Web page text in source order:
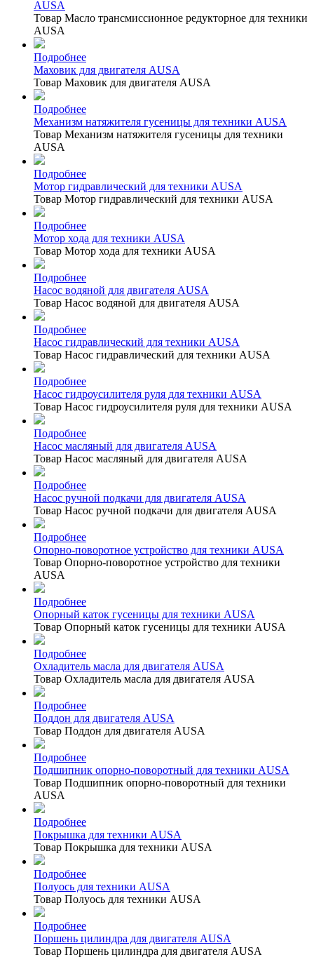
AUSA
Товар Масло трансмиссионное редукторное для техники
AUSA
Подробнее
Маховик для двигателя AUSA
Товар Маховик для двигателя AUSA
Подробнее
Механизм натяжителя гусеницы для техники AUSA
Товар Механизм натяжителя гусеницы для техники
AUSA
Подробнее
Мотор гидравлический для техники AUSA
Товар Мотор гидравлический для техники AUSA
Подробнее
Мотор хода для техники AUSA
Товар Мотор хода для техники AUSA
Подробнее
Насос водяной для двигателя AUSA
Товар Насос водяной для двигателя AUSA
Подробнее
Насос гидравлический для техники AUSA
Товар Насос гидравлический для техники AUSA
Подробнее
Насос гидроусилителя руля для техники AUSA
Товар Насос гидроусилителя руля для техники AUSA
Подробнее
Насос масляный для двигателя AUSA
Товар Насос масляный для двигателя AUSA
Подробнее
Насос ручной подкачи для двигателя AUSA
Товар Насос ручной подкачи для двигателя AUSA
Подробнее
Опорно-поворотное устройство для техники AUSA
Товар Опорно-поворотное устройство для техники
AUSA
Подробнее
Опорный каток гусеницы для техники AUSA
Товар Опорный каток гусеницы для техники AUSA
Подробнее
Охладитель масла для двигателя AUSA
Товар Охладитель масла для двигателя AUSA
Подробнее
Поддон для двигателя AUSA
Товар Поддон для двигателя AUSA
Подробнее
Подшипник опорно-поворотный для техники AUSA
Товар Подшипник опорно-поворотный для техники
AUSA
Подробнее
Покрышка для техники AUSA
Товар Покрышка для техники AUSA
Подробнее
Полуось для техники AUSA
Товар Полуось для техники AUSA
Подробнее
Поршень цилиндра для двигателя AUSA
Товар Поршень цилиндра для двигателя AUSA